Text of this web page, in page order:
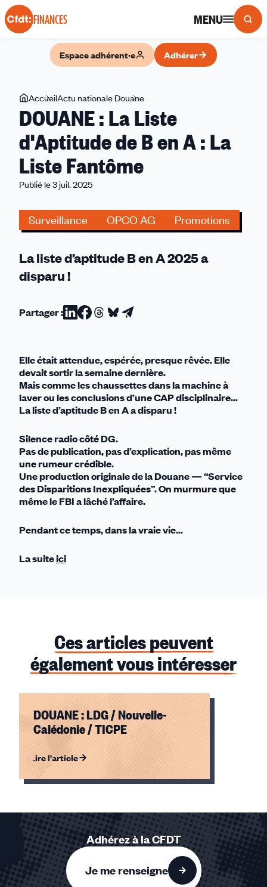
Panneau de gestion des cookies
FINANCES MENU
Espace adhérent·e Adhérer
Vous
êtes
ici
AccueilActu nationale Douane
La
Liste
A
:
Liste
DOUANE : La Liste
d'Aptitude de B en A : La
Liste Fantôme
Publié le 3 juil. 2025
Surveillance OPCO AG Promotions
La liste d’aptitude B en A 2025 a
disparu !
Partager :Partager
Linkedin
Partager
Facebook
Partager
Threads
Partager
Bluesky
Partager
email
Elle était attendue, espérée, presque rêvée. Elle
devait sortir la semaine dernière.
Mais comme les chaussettes dans la machine à
laver ou les conclusions d’une CAP disciplinaire…
La liste d’aptitude B en A a disparu !
Silence radio côté DG.
Pas de publication, pas d’explication, pas même
une rumeur crédible.
Une production originale de la Douane — “Service
des Disparitions Inexpliquées”. On murmure que
même le FBI a lâché l’affaire.
Pendant ce temps, dans la vraie vie…
La suiteici
Ces articles peuvent
également vous intéresser
DOUANE : LDG / Nouvelle-
Calédonie / TICPE
Lire l'article
Élément
sur
accessible
Adhérez à la CFDT
Je me renseigne